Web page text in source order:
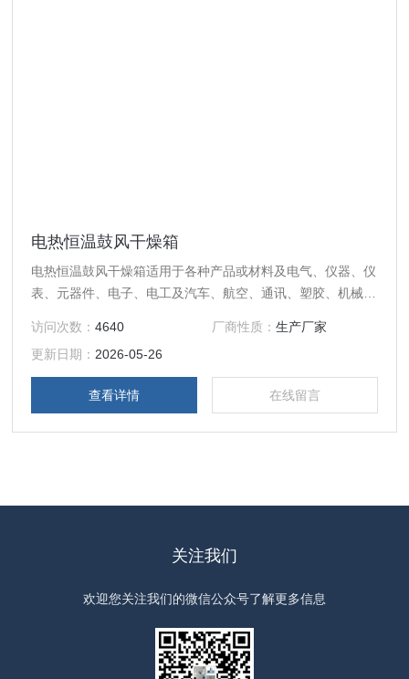
电热恒温鼓风干燥箱
电热恒温鼓风干燥箱适用于各种产品或材料及电气、仪器、仪
表、元器件、电子、电工及汽车、航空、通讯、塑胶、机械、
种恒温适应性试验。
访问次数：4640 厂商性质： 生产厂家
更新日期： 2026-05-26
查看详情 在线留言
关注我们
欢迎您关注我们的微信公众号了解更多信息